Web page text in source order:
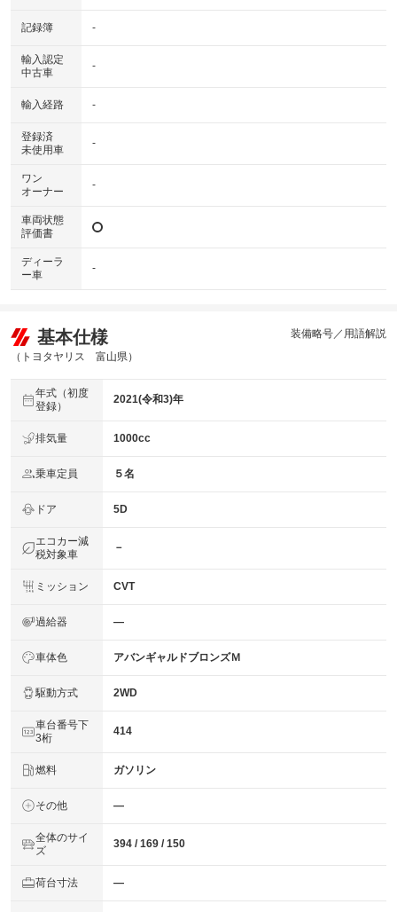
記録簿 -
輸入認定
中古車
-
輸入経路 -
登録済
未使用車
-
ワン
オーナー
-
車両状態
評価書
ディーラ
ー車
-
基本仕様
（トヨタヤリス 富山県）
装備略号／用語解説
年式（初度
登録）
2021(令和3)年
排気量 1000cc
乗車定員 ５名
ドア 5D
エコカー減
税対象車
－
ミッション CVT
過給器 ―
車体色 アバンギャルドブロンズＭ
駆動方式 2WD
車台番号下
3桁
414
燃料 ガソリン
その他 ―
全体のサイ
ズ
394 / 169 / 150
荷台寸法 ―